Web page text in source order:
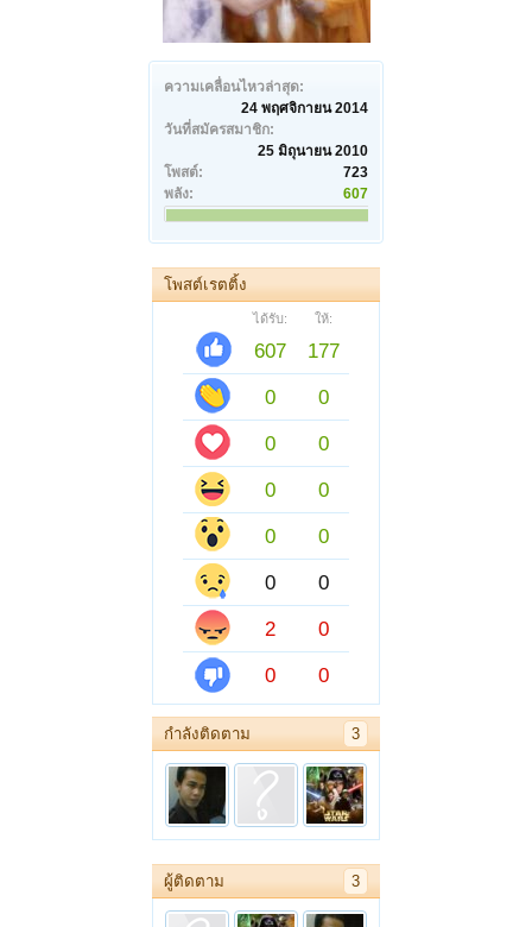
ความเคลื่อนไหวล่าสุด:
24 พฤศจิกายน 2014
วันที่สมัครสมาชิก:
25 มิถุนายน 2010
โพสต์:
723
พลัง:
607
โพสต์เรตติ้ง
ได้รับ: ให้:
607
177
0
0
0
0
0
0
0
0
0
0
2
0
0
0
กำลังติดตาม 3
ผู้ติดตาม 3